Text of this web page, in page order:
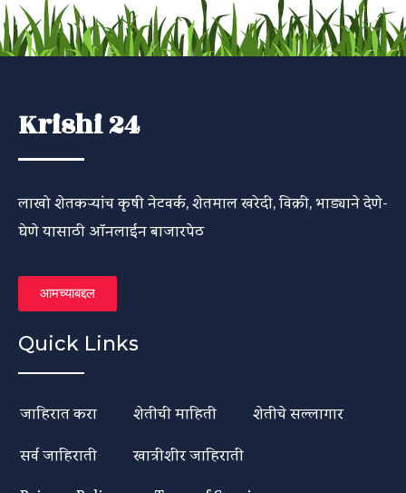
Krishi 24
लाखो शेतकऱ्यांच कृषी नेटवर्क, शेतमाल खरेदी, विक्री, भाड्याने देणे-
घेणे यासाठी ऑनलाईन बाजारपेठ
आमच्याबद्दल
Quick Links
जाहिरात करा शेतीची माहिती
शेतीचे सल्लागार
सर्व जाहिराती
खात्रीशीर जाहिराती